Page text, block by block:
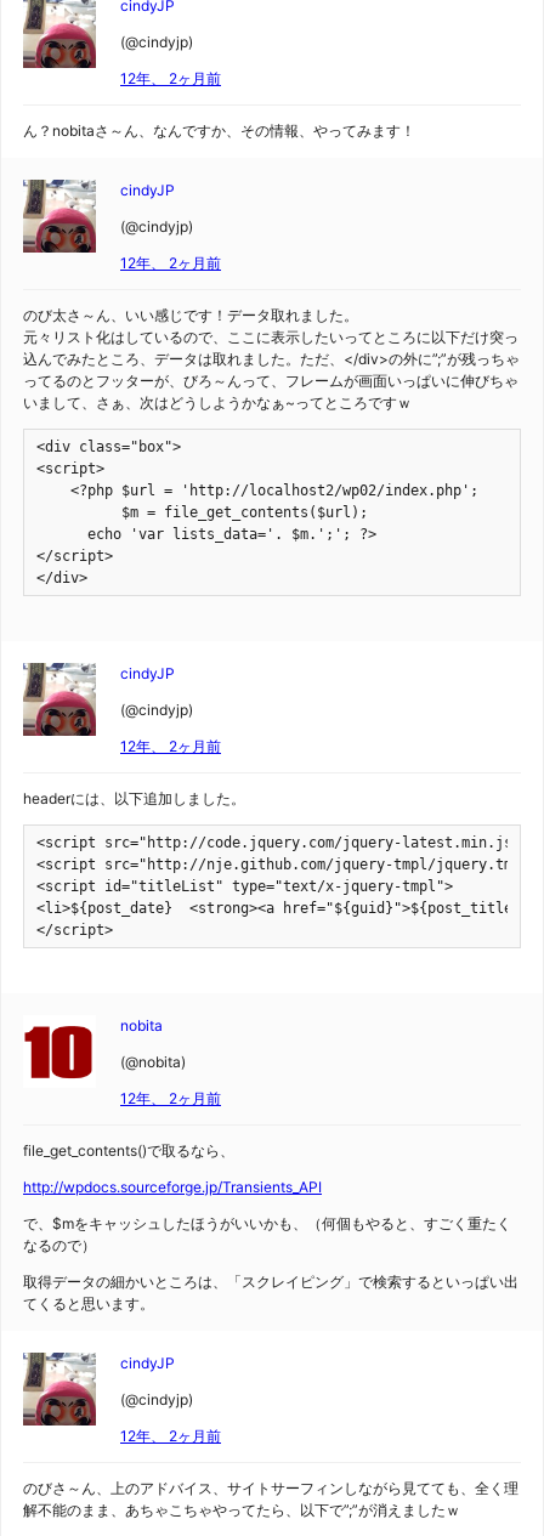
cindyJP
(@cindyjp)
12年、 2ヶ月前
ん？nobitaさ～ん、なんですか、その情報、やってみます！
cindyJP
(@cindyjp)
12年、 2ヶ月前
のび太さ～ん、いい感じです！データ取れました。
元々リスト化はしているので、ここに表示したいってところに以下だけ突っ
込んでみたところ、データは取れました。ただ、</div>の外に”;”が残っちゃ
ってるのとフッターが、びろ～んって、フレームが画面いっぱいに伸びちゃ
いまして、さぁ、次はどうしようかなぁ~ってところですｗ
<div class="box">
<script>
    <?php $url = 'http://localhost2/wp02/index.php';
      echo 'var lists_data='. $m.';'; ?>
</script>
</div>
cindyJP
(@cindyjp)
12年、 2ヶ月前
headerには、以下追加しました。
<script src="http://code.jquery.com/jquery-
<script src="http://nje.github.com/jquery-tmpl/
<script id="titleList" type="text/x-jquery-tmpl">
<li>${post_date}  <strong><a href="${guid}">${post_title}</
</script>
nobita
(@nobita)
12年、 2ヶ月前
file_get_contents()で取るなら、
http://wpdocs.sourceforge.jp/Transients_API
で、$mをキャッシュしたほうがいいかも、（何個もやると、すごく重たく
なるので）
取得データの細かいところは、「スクレイピング」で検索するといっぱい出
てくると思います。
cindyJP
(@cindyjp)
12年、 2ヶ月前
のびさ～ん、上のアドバイス、サイトサーフィンしながら見てても、全く理
解不能のまま、あちゃこちゃやってたら、以下で”;”が消えましたｗ